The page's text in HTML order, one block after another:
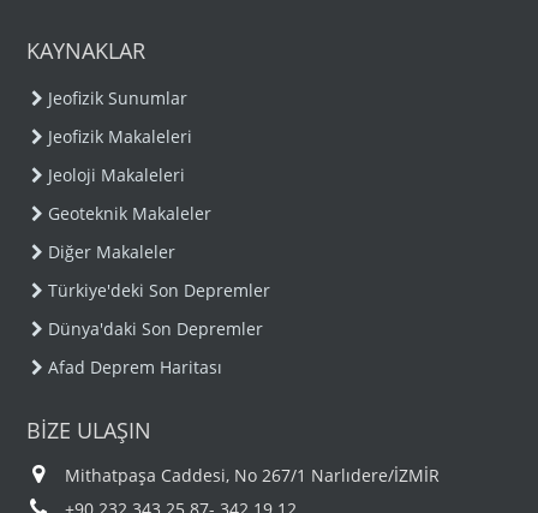
KAYNAKLAR
Jeofizik Sunumlar
Jeofizik Makaleleri
Jeoloji Makaleleri
Geoteknik Makaleler
Diğer Makaleler
Türkiye'deki Son Depremler
Dünya'daki Son Depremler
Afad Deprem Haritası
BİZE ULAŞIN
Mithatpaşa Caddesi, No 267/1 Narlıdere/İZMİR